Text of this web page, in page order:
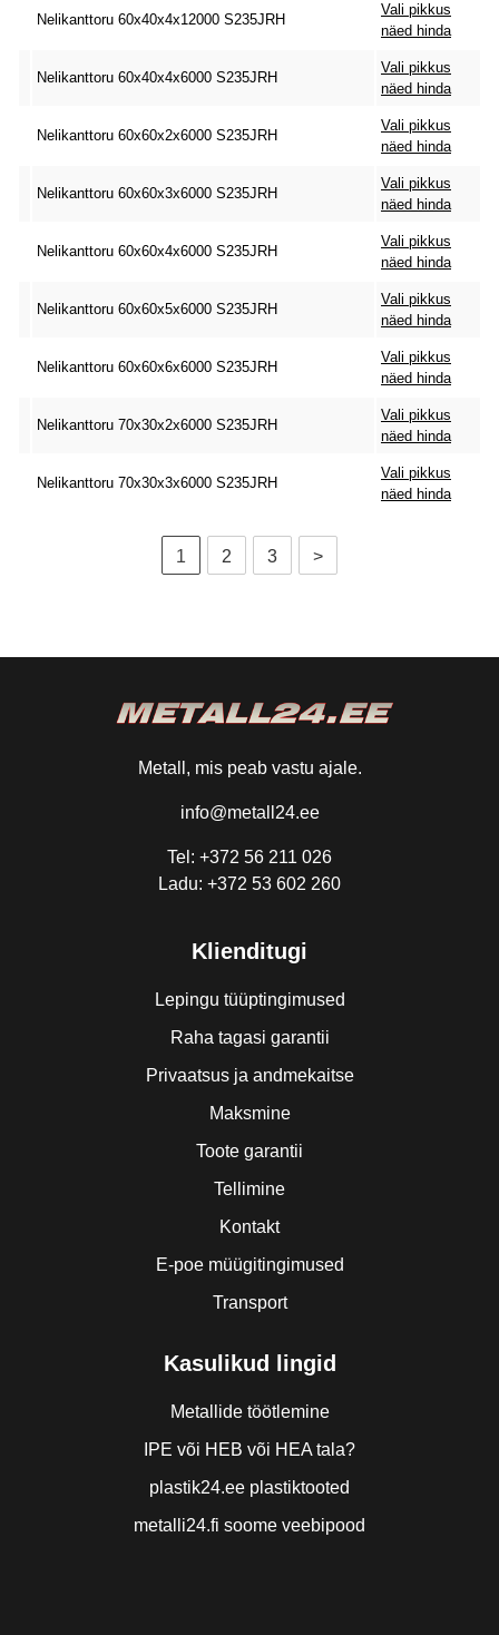
Nelikanttoru 60x40x4x12000 S235JRH
Vali pikkus
näed hinda
Nelikanttoru 60x40x4x6000 S235JRH
Vali pikkus
näed hinda
Nelikanttoru 60x60x2x6000 S235JRH
Vali pikkus
näed hinda
Nelikanttoru 60x60x3x6000 S235JRH
Vali pikkus
näed hinda
Nelikanttoru 60x60x4x6000 S235JRH
Vali pikkus
näed hinda
Nelikanttoru 60x60x5x6000 S235JRH
Vali pikkus
näed hinda
Nelikanttoru 60x60x6x6000 S235JRH
Vali pikkus
näed hinda
Nelikanttoru 70x30x2x6000 S235JRH
Vali pikkus
näed hinda
Nelikanttoru 70x30x3x6000 S235JRH
Vali pikkus
näed hinda
1 2 3 >
Metall, mis peab vastu ajale.
info@metall24.ee
Tel: +372 56 211 026
Ladu: +372 53 602 260
Klienditugi
Lepingu tüüptingimused
Raha tagasi garantii
Privaatsus ja andmekaitse
Maksmine
Toote garantii
Tellimine
Kontakt
E-poe müügitingimused
Transport
Kasulikud lingid
Metallide töötlemine
IPE või HEB või HEA tala?
plastik24.ee plastiktooted
metalli24.fi soome veebipood